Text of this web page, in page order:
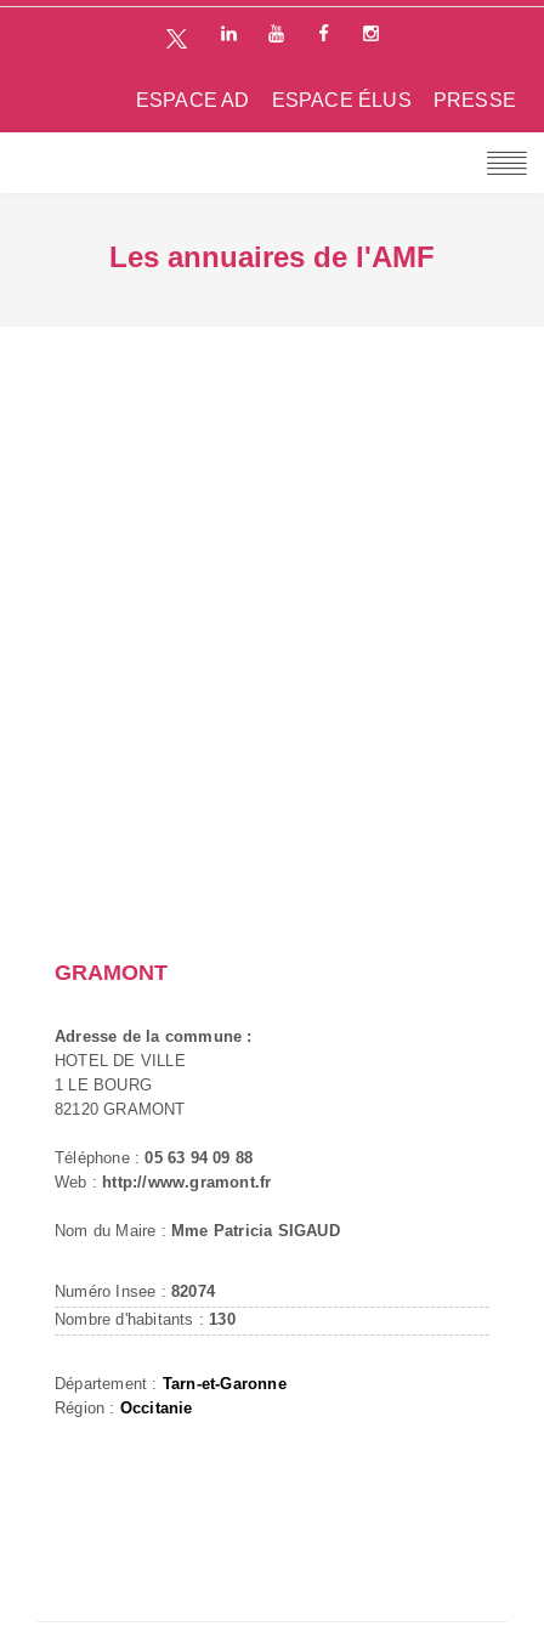
PRESSE
ESPACE ÉLUS
ESPACE AD
Les annuaires de l'AMF
GRAMONT
Adresse de la commune :
HOTEL DE VILLE
1 LE BOURG
82120 GRAMONT
Téléphone :05 63 94 09 88
Web : http://www.gramont.fr
Nom du Maire : Mme Patricia SIGAUD
Numéro Insee : 82074
Nombre d'habitants : 130
Département : Tarn-et-Garonne
Région : Occitanie